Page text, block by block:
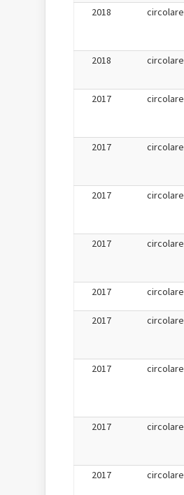
2018
circolare
2018
circolare
2017
circolare
2017
circolare
2017
circolare
2017
circolare
2017
circolare
2017
circolare
2017
circolare
2017
circolare
2017
circolare